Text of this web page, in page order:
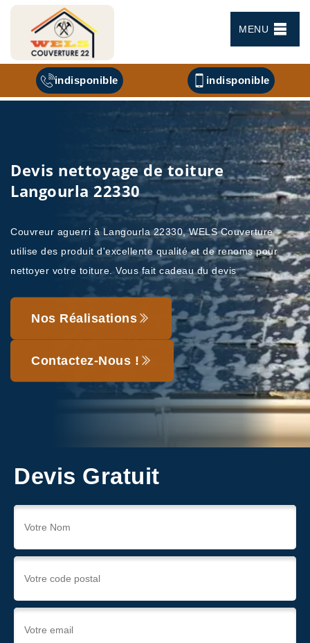
MENU
indisponible indisponible
Devis nettoyage de toiture
Langourla 22330
Couvreur aguerri à Langourla 22330, WELS Couverture
utilise des produit d'excellente qualité et de renoms pour
nettoyer votre toiture. Vous fait cadeau du devis
Nos Réalisations
Contactez-Nous !
Devis Gratuit